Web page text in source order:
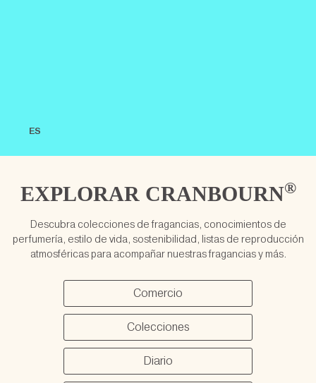
ES
EXPLORAR CRANBOURN®
Descubra colecciones de fragancias, conocimientos de
perfumería, estilo de vida, sostenibilidad, listas de reproducción
atmosféricas para acompañar nuestras fragancias y más.
Comercio
Colecciones
Diario